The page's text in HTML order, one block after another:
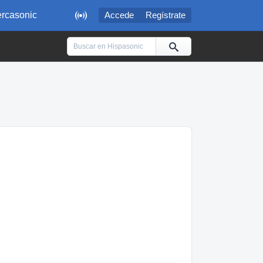
 Accede Regístrate